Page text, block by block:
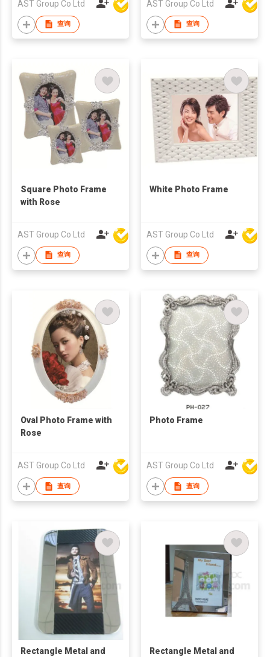
AST Group Co Ltd
查询
AST Group Co Ltd
查询
Square Photo Frame
with Rose
AST Group Co Ltd
查询
White Photo Frame
AST Group Co Ltd
查询
Oval Photo Frame with
Rose
AST Group Co Ltd
查询
Photo Frame
AST Group Co Ltd
查询
Rectangle Metal and
Rectangle Metal and